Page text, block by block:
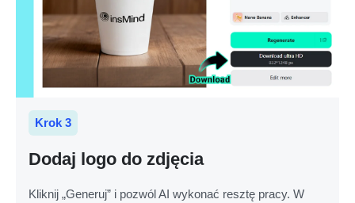
Krok 3
Dodaj logo do zdjęcia
Kliknij „Generuj” i pozwól AI wykonać resztę pracy. W